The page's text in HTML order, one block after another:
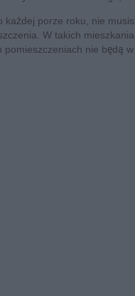
każdej porze roku, nie
W takich
pomieszczeniach nie będą